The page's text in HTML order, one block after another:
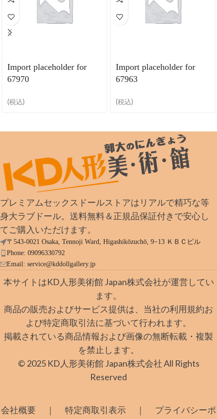
Import placeholder for
67970
(税込)
Import placeholder for
67963
(税込)
プレミアムセックスドールストアはリアルで精巧な等
身大ラブドール。送料無料＆正規品保証付きで安心し
てご購入いただけます。
〒543-0021 Osaka, Tennoji Ward, Higashikōzuchō, 9−13 ＫＢＣビル
Phone: 09096330792
Email: service@kddollgallery.jp
本サイトはKD人形美術館 Japan株式会社が運営してい
ます。
商品の販売およびサービス提供は、当社の利用規約お
よび特定商取引法に基づいて行われます。
掲載されている商品情報および画像の無断転載・複製
を禁止します。
© 2025 KD人形美術館 Japan株式会社 All Rights
Reserved
会社概要 ｜ 特定商取引表示 ｜ プライバシーポ